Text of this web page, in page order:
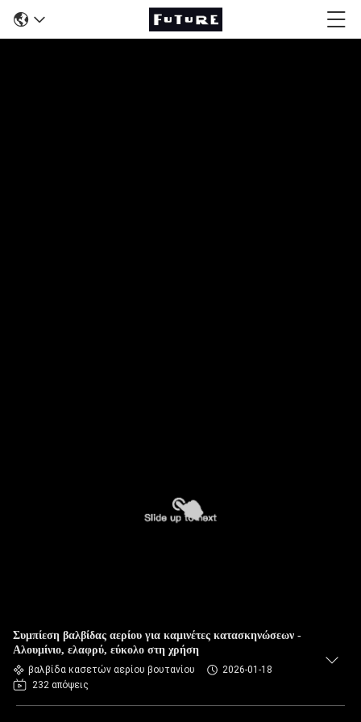
Συμπίεση βαλβίδας αερίου για καμινέτες κατασκηνώσεων -
Αλουμίνιο, ελαφρύ, εύκολο στη χρήση
βαλβίδα κασετών αερίου βουτανίου
2026-01-18
232 απόψεις